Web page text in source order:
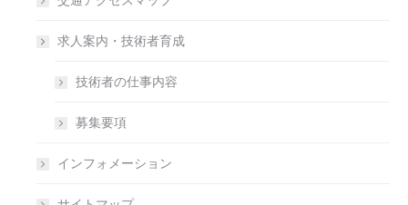
求人案内・技術者育成
技術者の仕事内容
募集要項
インフォメーション